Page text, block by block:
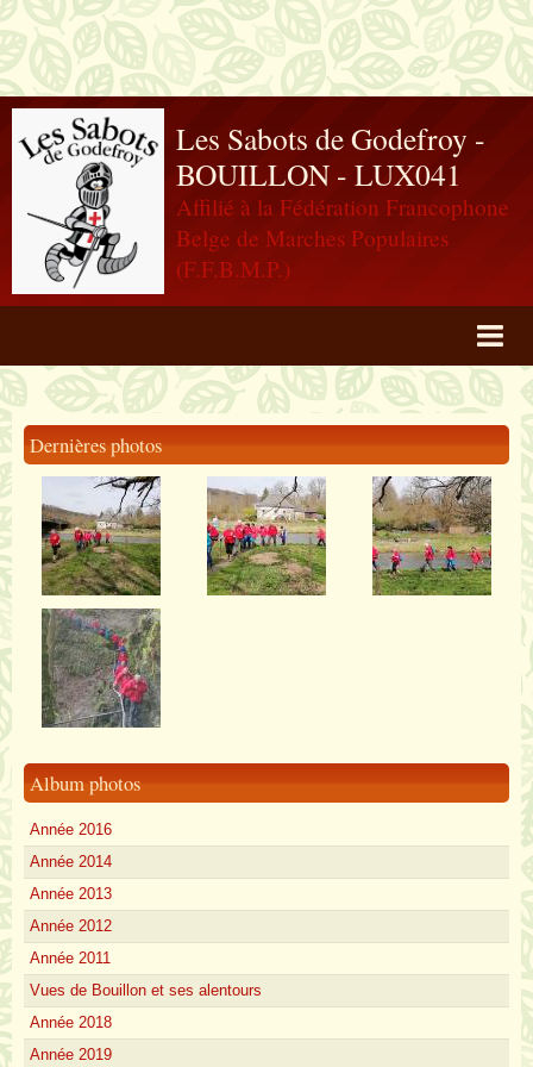
Les Sabots de Godefroy -
BOUILLON - LUX041
Affilié à la Fédération Francophone
Belge de Marches Populaires
(F.F.B.M.P.)
Agenda
Dernières photos
Album photos
Année 2016
Année 2014
Année 2013
Année 2012
Année 2011
Vues de Bouillon et ses alentours
Année 2018
Année 2019